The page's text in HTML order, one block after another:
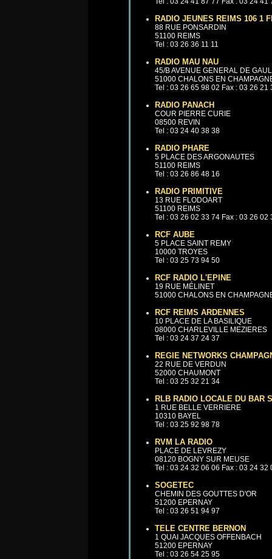
RADIO JEUNES REIMS 106 1
88 RUE PONSARDIN
51100 REIMS
Tel : 03 26 36 11 11
RADIO MAU NAU
45/B AVENUE GENERAL DE
51000 CHALONS EN
Tel : 03 26 65 98 02 Fax : 03 26 21
RADIO PANACH
COUR PIERRE CURIE
08500 REVIN
Tel : 03 24 40 38 38
RADIO PHARE
5 PLACE DES ARGONAUTES
51100 REIMS
Tel : 03 26 86 48 16
RADIO PRIMITIVE
13 RUE FLODOART
51100 REIMS
Tel : 03 26 02 33 74 Fax : 03 26 02
RCF AUBE
5 PLACE SAINT REMY
10000 TROYES
Tel : 03 25 73 94 50
RCF RADIO L'EPINE
19 RUE MÉLINET
51000 CHALONS EN
RCF REIMS ARDENNES
10 PLACE DE LA BASILIQUE
08000 CHARLEVILLE MEZIERES
Tel : 03 24 37 24 37
REGIE NETWORKS
22 RUE DE VERDUN
52000 CHAUMONT
Tel : 03 25 32 21 34
RLB RADIO LOCALE DU BAR
1 RUE BELLE VERRIERE
10310 BAYEL
Tel : 03 25 92 98 78
RVM LA RADIO
PLACE DE LEVREZY
08120 BOGNY SUR MEUSE
Tel : 03 24 32 06 06 Fax : 03 24 32
SOGETEC
CHEMIN DES GOUTTES D'OR
51200 EPERNAY
Tel : 03 26 51 94 97
TELE CENTRE BERNON
1 QUAI JACQUES OFFENBACH
51200 EPERNAY
Tel : 03 26 54 25 95